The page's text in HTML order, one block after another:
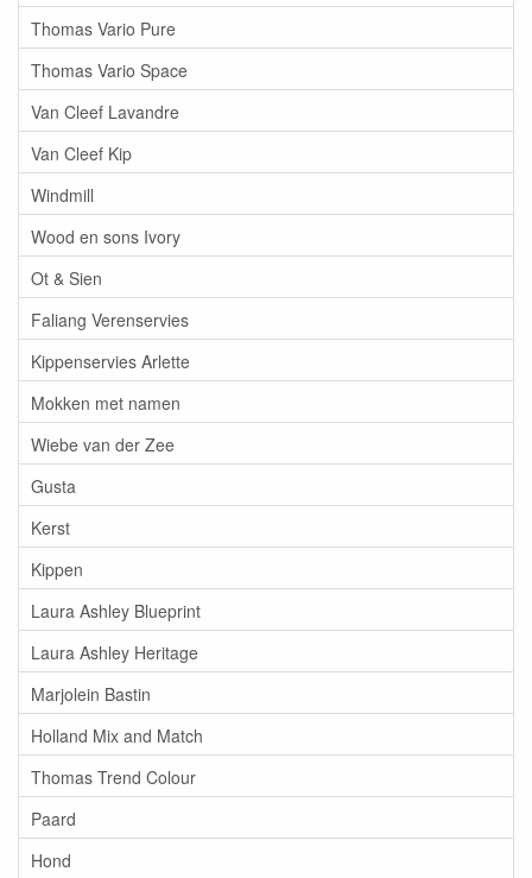
Thomas Vario Pure
Thomas Vario Space
Van Cleef Lavandre
Van Cleef Kip
Windmill
Wood en sons Ivory
Ot & Sien
Faliang Verenservies
Kippenservies Arlette
Mokken met namen
Wiebe van der Zee
Gusta
Kerst
Kippen
Laura Ashley Blueprint
Laura Ashley Heritage
Marjolein Bastin
Holland Mix and Match
Thomas Trend Colour
Paard
Hond